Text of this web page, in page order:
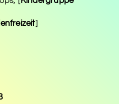
]